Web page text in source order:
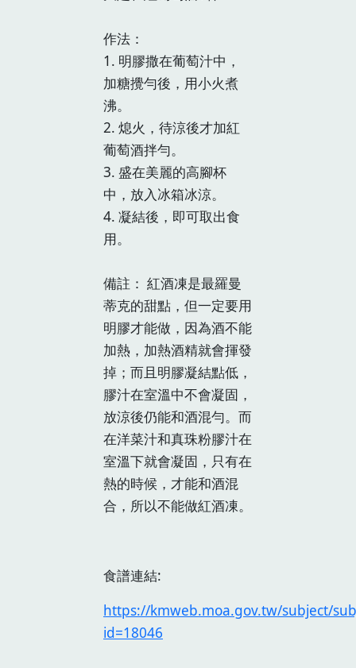
作法：
1. 明膠撒在葡萄汁中，
加糖攪勻後，用小火煮
沸。
2. 熄火，待涼後才加紅
葡萄酒拌勻。
3. 盛在美麗的高腳杯
中，放入冰箱冰涼。
4. 凝結後，即可取出食
用。
備註： 紅酒凍是最羅曼
蒂克的甜點，但一定要用
明膠才能做，因為酒不能
加熱，加熱酒精就會揮發
掉；而且明膠凝結點低，
膠汁在室溫中不會凝固，
放涼後仍能和酒混勻。而
在洋菜汁和真珠粉膠汁在
室溫下就會凝固，只有在
熱的時候，才能和酒混
合，所以不能做紅酒凍。
食譜連結:
https://kmweb.moa.gov.tw/subject/
id=18046